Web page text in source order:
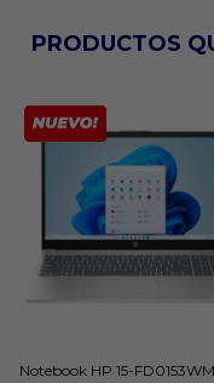
PRODUCTOS
Notebook HP 15-